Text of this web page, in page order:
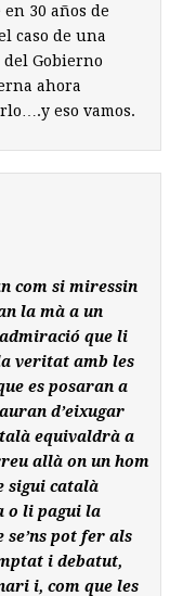
30 años de
caso de una
Gobierno
ahora
eso vamos.
com si miressin
la mà a un
que li
veritat amb les
es posaran a
d’eixugar
equivaldrà a
allà on un hom
sigui català
o li pagui la
pot fer als
i debatut,
i, com que les